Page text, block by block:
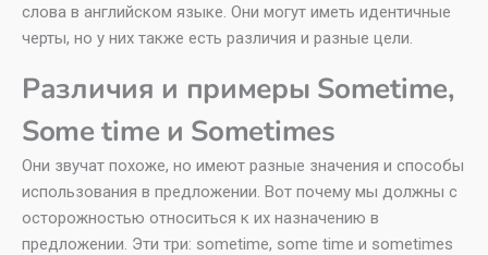
слова в английском языке. Они могут иметь идентичные
черты, но у них также есть различия и разные цели.
Различия и примеры Sometime,
Some time и Sometimes​
Они звучат похоже, но имеют разные значения и способы
использования в предложении. Вот почему мы должны с
осторожностью относиться к их назначению в
предложении. Эти три: sometime, some time и sometimes